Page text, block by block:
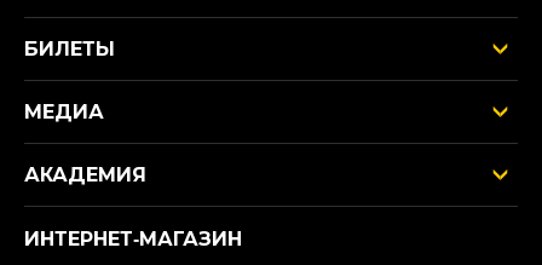
БИЛЕТЫ
МЕДИА
АКАДЕМИЯ
ИНТЕРНЕТ‑МАГАЗИН